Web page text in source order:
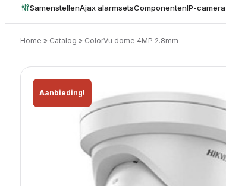
SamenstellenAjax alarmsetsComponentenIP-camera
Home » Catalog » ColorVu dome 4MP 2.8mm
Aanbieding!